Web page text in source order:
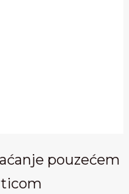
pouzećem